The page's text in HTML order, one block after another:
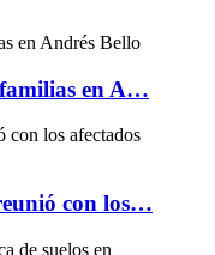
en A…
con los…